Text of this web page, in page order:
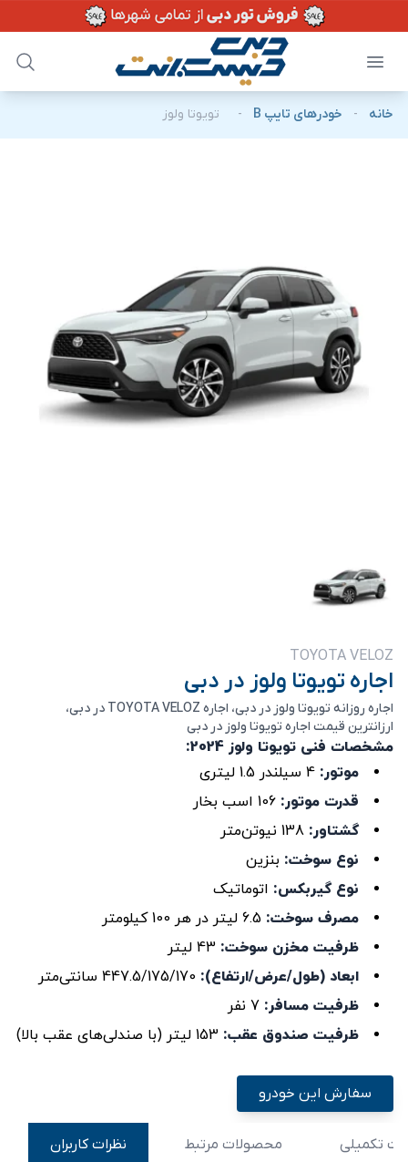
خانه - خودرهای تایپ B - تویوتا ولوز
TOYOTA VELOZ
اجاره تویوتا ولوز در دبی
اجاره روزانه تویوتا ولوز در دبی، اجاره TOYOTA VELOZ در دبی،
ارزانترین قیمت اجاره تویوتا ولوز در دبی
مشخصات فنی تویوتا ولوز 2024:
موتور:
قدرت موتور:
گشتاور:
نوع سوخت: بنزین
نوع گیربکس: اتوماتیک
مصرف سوخت:
ظرفیت مخزن سوخت:
ابعاد (طول/عرض/ارتفاع):
ظرفیت مسافر:
ظرفیت صندوق عقب:
سفارش این خودرو
تکمیلی محصولات مرتبط نظرات کاربران